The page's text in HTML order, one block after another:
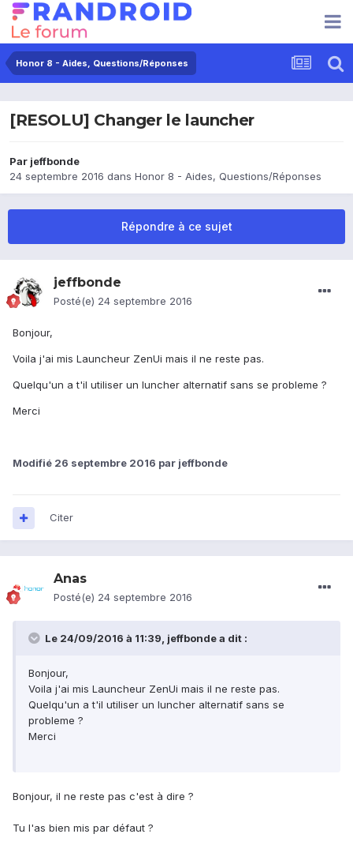
Honor 8 - Aides, Questions/Réponses
[RESOLU] Changer le launcher
Par jeffbonde
24 septembre 2016 dans Honor 8 - Aides, Questions/Réponses
Répondre à ce sujet
jeffbonde
Posté(e) 24 septembre 2016
Bonjour,
Voila j'ai mis Launcheur ZenUi mais il ne reste pas.
Quelqu'un a t'il utiliser un luncher alternatif sans se probleme ?
Merci
Modifié 26 septembre 2016 par jeffbonde
Citer
Anas
Posté(e) 24 septembre 2016
Le 24/09/2016 à 11:39, jeffbondea dit :
Bonjour,
Voila j'ai mis Launcheur ZenUi mais il ne reste pas.
Quelqu'un a t'il utiliser un luncher alternatif sans se
probleme ?
Merci
Bonjour, il ne reste pas c'est à dire ?
Tu l'as bien mis par défaut ?